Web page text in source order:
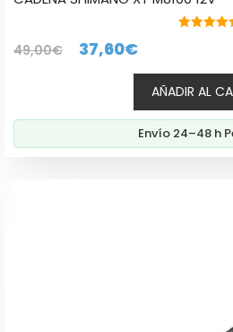
49,00€
El
era:
49,00€.
37,60€El
precio
actual
es:
37,60€.
AÑADIR AL
Envío 24–48 h